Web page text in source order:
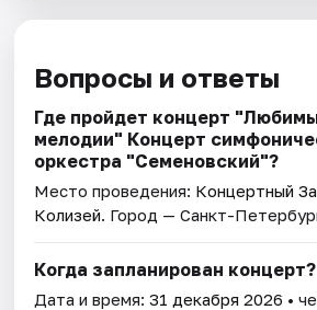
Вопросы и ответы
Где пройдет концерт
мелодии" Концерт
оркестра "Семеновский"?
Место проведения: Концертный
Колизей. Город — Санкт-
Когда запланирован концерт?
Дата и время:31 декабря 2026 •